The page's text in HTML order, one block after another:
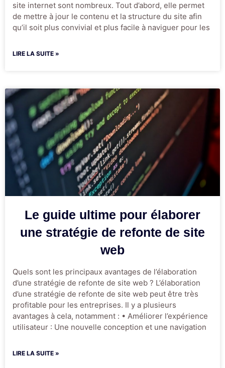
site internet sont nombreux. Tout d’abord, elle permet
de mettre à jour le contenu et la structure du site afin
qu’il soit plus convivial et plus facile à naviguer pour les
LIRE LA SUITE »
Le guide ultime pour élaborer
une stratégie de refonte de site
web
Quels sont les principaux avantages de l’élaboration
d’une stratégie de refonte de site web ? L’élaboration
d’une stratégie de refonte de site web peut être très
profitable pour les entreprises. Il y a plusieurs
avantages à cela, notamment : • Améliorer l’expérience
utilisateur : Une nouvelle conception et une navigation
LIRE LA SUITE »